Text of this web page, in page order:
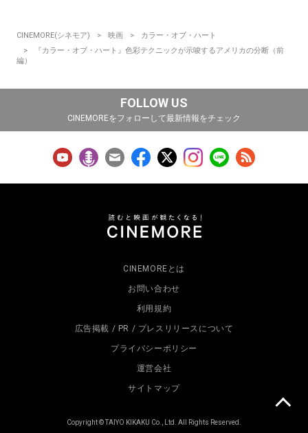
CINEMORE(シネモア) 映画
カラー・オブ・ハート
『カラー・オブ・ハート』色彩テクニックが示唆するアメリカの分断（前
編）
FOLLOW US
CINEMOREをフォローして最新情報をチェック
CINEMOREとは
お問い合わせ
利用規約
広告掲載 / PR / プレスリリースについて
プライバシーポリシー
運営会社
サイトマップ
Copyright © TAIYO KIKAKU Co., Ltd. All Rights Reserved.